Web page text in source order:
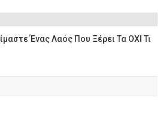
Ένας Λαός Που Ξέρει Τα ΟΧΙ Τι